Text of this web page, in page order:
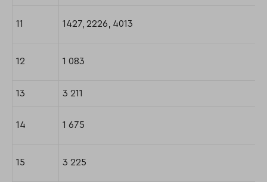
11 1427, 2226, 4013
12 1 083
13 3 211
14 1 675
15 3 225